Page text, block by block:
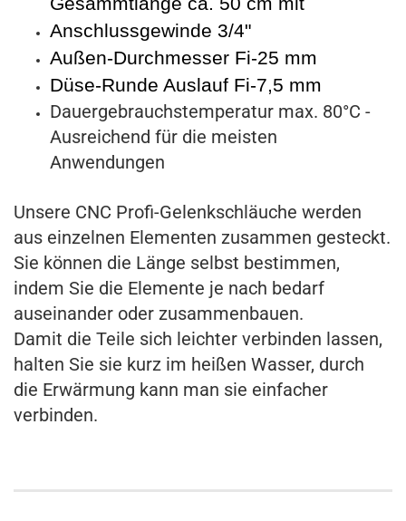
Anschlussgewinde 3/4"
Außen-Durchmesser Fi-25 mm
Düse-Runde Auslauf Fi-7,5 mm
Dauergebrauchstemperatur max. 80°C -
Ausreichend für die meisten
Anwendungen
Unsere CNC Profi-Gelenkschläuche werden
aus einzelnen Elementen zusammen gesteckt.
Sie können die Länge selbst bestimmen,
indem Sie die Elemente je nach bedarf
auseinander oder zusammenbauen.
Damit die Teile sich leichter verbinden lassen,
halten Sie sie kurz im heißen Wasser, durch
die Erwärmung kann man sie einfacher
verbinden.